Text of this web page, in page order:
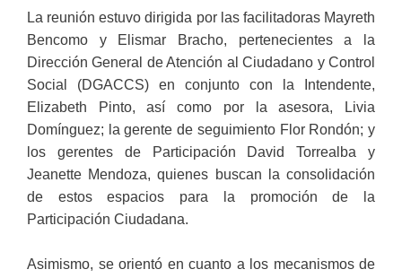
La reunión estuvo dirigida por las facilitadoras Mayreth
Bencomo y Elismar Bracho, pertenecientes a la
Dirección General de Atención al Ciudadano y Control
Social (DGACCS) en conjunto con la Intendente,
Elizabeth Pinto, así como por la asesora, Livia
Domínguez; la gerente de seguimiento Flor Rondón; y
los gerentes de Participación David Torrealba y
Jeanette Mendoza, quienes buscan la consolidación
de estos espacios para la promoción de la
Participación Ciudadana.
Asimismo, se orientó en cuanto a los mecanismos de